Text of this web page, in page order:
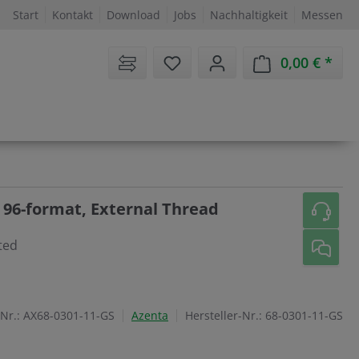
Start Kontakt Download Jobs Nachhaltigkeit Messen
Sie haben 0 Artikel auf dem
0,00 €
96-format, External Thread
AX68-0301-11-GS Azenta Hersteller-Nr.: 68-0301-11-GS